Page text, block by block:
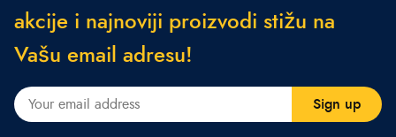
a kcije i najnoviji proizvod i stižu na
Vašu emai ad resu!